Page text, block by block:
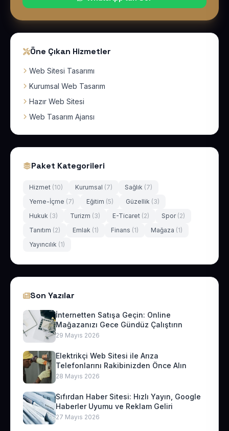
Öne Çıkan Hizmetler
Web Sitesi Tasarımı
Kurumsal Web Tasarım
Hazır Web Sitesi
Web Tasarım Ajansı
Paket Kategorileri
Hizmet (10) Kurumsal (7) Sağlık (7)
Yeme-İçme (7) Eğitim (5) Güzellik (3)
Hukuk (3) Turizm (3) E-Ticaret (2) Spor (2)
Tanıtım (2) Emlak (1) Finans (1) Mağaza (1)
Yayıncılık (1)
Son Yazılar
İnternetten Satışa Geçin: Online
Mağazanızı Gece Gündüz Çalıştırın
29 Mayıs 2026
Elektrikçi Web Sitesi ile Arıza
Telefonlarını Rakibinizden Önce Alın
28 Mayıs 2026
Sıfırdan Haber Sitesi: Hızlı Yayın, Google
Haberler Uyumu ve Reklam Geliri
27 Mayıs 2026